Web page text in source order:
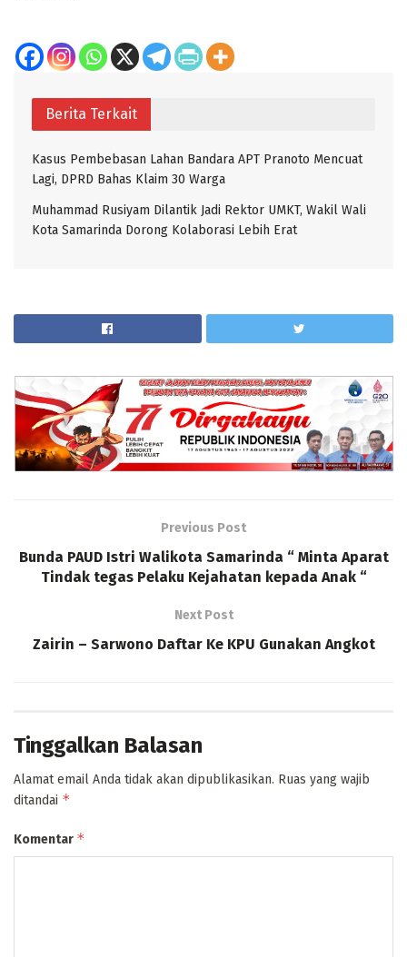
Berita Terkait
Kasus Pembebasan Lahan Bandara APT Pranoto Mencuat
Lagi, DPRD Bahas Klaim 30 Warga
Muhammad Rusiyam Dilantik Jadi Rektor UMKT, Wakil Wali
Kota Samarinda Dorong Kolaborasi Lebih Erat
Previous Post
Bunda PAUD Istri Walikota Samarinda “ Minta Aparat
Tindak tegas Pelaku Kejahatan kepada Anak “
Next Post
Zairin – Sarwono Daftar Ke KPU Gunakan Angkot
Tinggalkan Balasan
Alamat email Anda tidak akan dipublikasikan. Ruas yang wajib
ditandai *
Komentar *